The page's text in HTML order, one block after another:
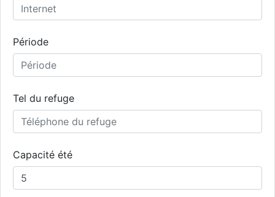
Période
Tel du refuge
Capacité été